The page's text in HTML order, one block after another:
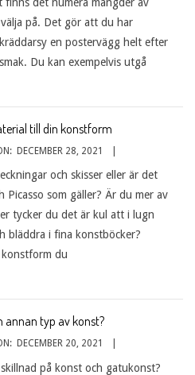
på. Det gör att du har
en postervägg helt efter
Du kan exempelvis utgå
till din konstform
DECEMBER 28, 2021
och skisser eller är det
Picasso som gäller? Är du mer av
tycker du det är kul att i lugn
bläddra i fina konstböcker?
du
annan typ av konst?
DECEMBER 20, 2021
på konst och gatukonst?